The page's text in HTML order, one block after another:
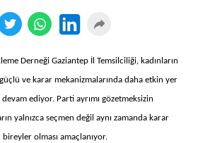
Derneği Gaziantep İl Temsilciliği, kadınların
ve karar mekanizmalarında daha etkin yer
devam ediyor. Parti ayrımı gözetmeksizin
yalnızca seçmen değil aynı zamanda karar
olması amaçlanıyor.